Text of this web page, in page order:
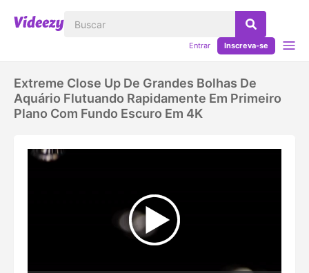
Entrar Inscreva-se
Extreme Close Up De Grandes Bolhas De
Aquário Flutuando Rapidamente Em Primeiro
Plano Com Fundo Escuro Em 4K